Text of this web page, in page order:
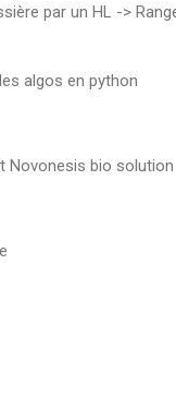
par un HL ->
algos en python
Novonesis bio solution